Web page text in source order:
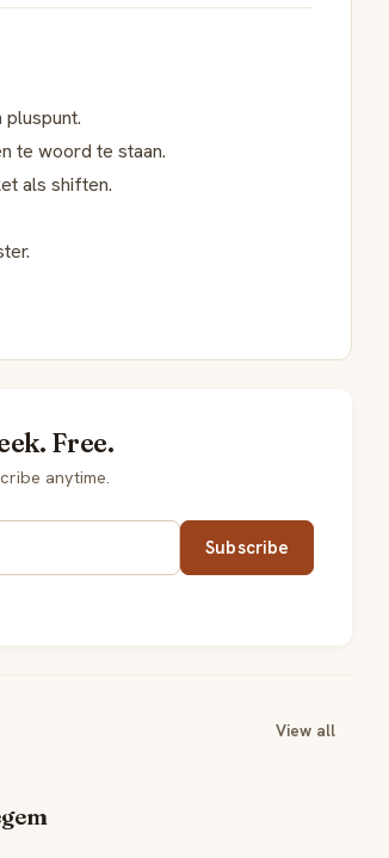
pluspunt.
te woord te staan.
als shiften.
Free.
anytime.
Subscribe
View all